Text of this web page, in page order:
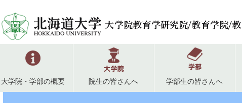
大学院・学部の概要 院生の皆さんへ 学部生の皆さんへ